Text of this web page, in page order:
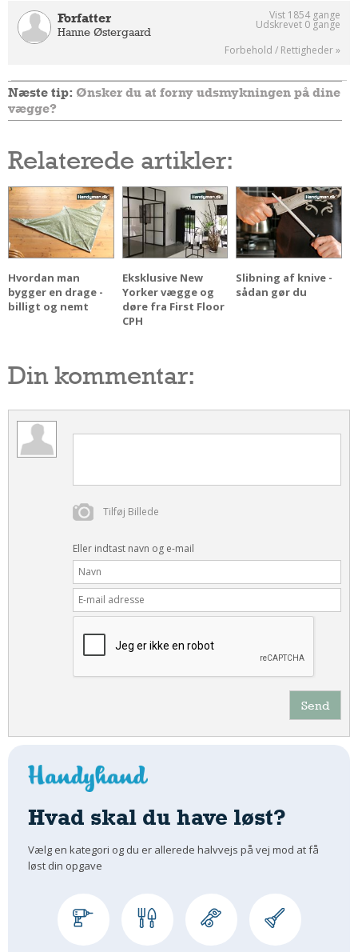
Forfatter
Hanne Østergaard
Vist 1854 gange
Udskrevet 0 gange
Forbehold / Rettigheder »
Næste tip: Ønsker du at forny udsmykningen på dine
vægge?
Relaterede artikler:
Hvordan man
bygger en drage -
billigt og nemt
Eksklusive New
Yorker vægge og
døre fra First Floor
CPH
Slibning af knive -
sådan gør du
Din kommentar:
Tilføj Billede
Eller indtast navn og e-mail
Send
Hvad skal du have løst?
Vælg en kategori og du er allerede halvvejs på vej mod at få
løst din opgave